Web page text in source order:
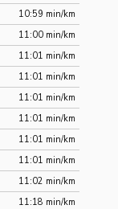
10:59 min/km
11:00 min/km
11:01 min/km
11:01 min/km
11:01 min/km
11:01 min/km
11:01 min/km
11:01 min/km
11:02 min/km
11:18 min/km